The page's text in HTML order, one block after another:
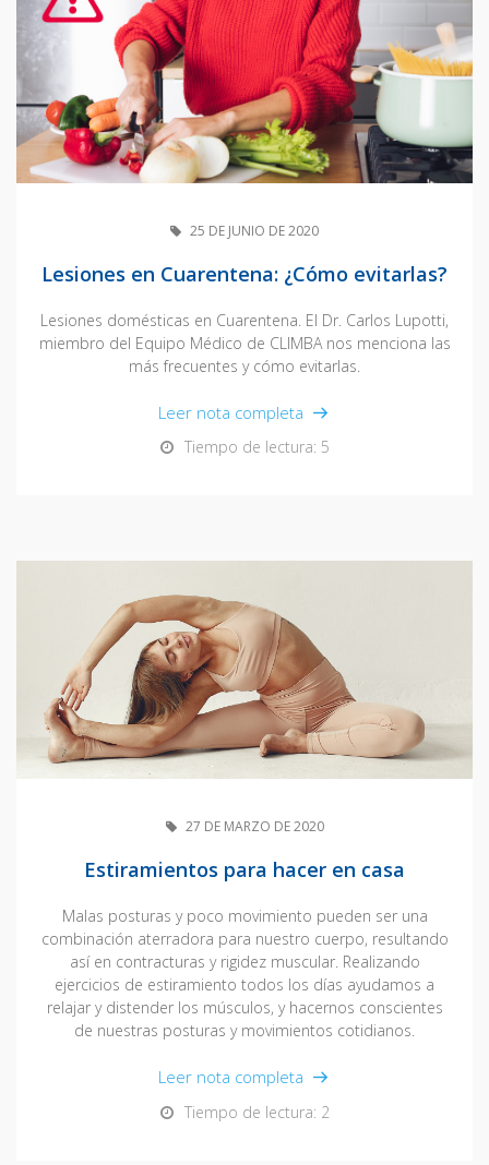
25 DE JUNIO DE 2020
Lesiones en Cuarentena: ¿Cómo evitarlas?
Lesiones domésticas en Cuarentena. El Dr. Carlos Lupotti,
miembro del Equipo Médico de CLIMBA nos menciona las
más frecuentes y cómo evitarlas.
Leer nota completa
Tiempo de lectura: 5
27 DE MARZO DE 2020
Estiramientos para hacer en casa
Malas posturas y poco movimiento pueden ser una
combinación aterradora para nuestro cuerpo, resultando
así en contracturas y rigidez muscular. Realizando
ejercicios de estiramiento todos los días ayudamos a
relajar y distender los músculos, y hacernos conscientes
de nuestras posturas y movimientos cotidianos.
Leer nota completa
Tiempo de lectura: 2